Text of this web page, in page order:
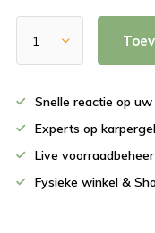
Snelle reactie op
Experts op
Live voorraadbeheer
Fysieke winkel &